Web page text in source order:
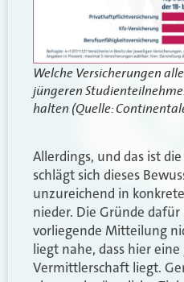
Welche Versicherungen
jüngeren
halten (Quelle:
Allerdings, und das ist
schlägt sich dieses
unzureichend in
nieder. Die Gründe
vorliegende Mitteilung
liegt nahe, dass hier
Vermittlerschaft liegt.